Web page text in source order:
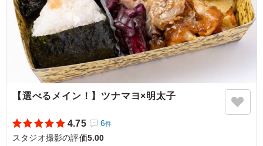
【選べるメイン！】ツナマヨ×明太子
4.75 6件
スタジオ撮影の評価5.00